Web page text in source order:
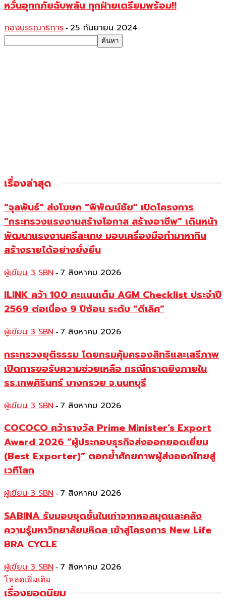
หวั่นอุทกภัยฉับพลัน ทุกฝ่ายเตรียมพร้อม!!
กองบรรณาธิการ - 25 กันยายน 2024
เรื่องล่าสุด
“จุลพันธ์” ส่งโฆษก “พิพัฒน์ชัย” เปิดโครงการ
“กระทรวงแรงงานสร้างโอกาส สร้างอาชีพ” เดินหน้า
พัฒนาแรงงานศรีสะเกษ มอบเครื่องมือทำมาหากิน
สร้างรายได้อย่างยั่งยืน
ผู้เขียน 3 SBN - 7 สิงหาคม 2026
ILINK คว้า 100 คะแนนเต็ม AGM Checklist ประจำปี
2569 ต่อเนื่อง 9 ปีซ้อน ระดับ “ดีเลิศ”
ผู้เขียน 3 SBN - 7 สิงหาคม 2026
กระทรวงยุติธรรม โดยกรมคุ้มครองสิทธิและเสรีภาพ
เปิดการขอรับความช่วยเหลือ กรณีกราดยิงภายใน
รร.เทพศิรินทร์ บางกรวย จ.นนทบุรี
ผู้เขียน 3 SBN - 7 สิงหาคม 2026
COCOCO คว้ารางวัล Prime Minister’s Export
Award 2026 “ผู้ประกอบธุรกิจส่งออกยอดเยี่ยม
(Best Exporter)” ตอกย้ำศักยภาพผู้ส่งออกไทยสู่
เวทีโลก
ผู้เขียน 3 SBN - 7 สิงหาคม 2026
SABINA รับมอบชุดชั้นในเก่าจากหอสมุดและคลัง
ความรู้มหาวิทยาลัยมหิดล เข้าสู่โครงการ New Life
BRA CYCLE
ผู้เขียน 3 SBN - 7 สิงหาคม 2026
โหลดเพิ่มเติม
เรื่องยอดนิยม